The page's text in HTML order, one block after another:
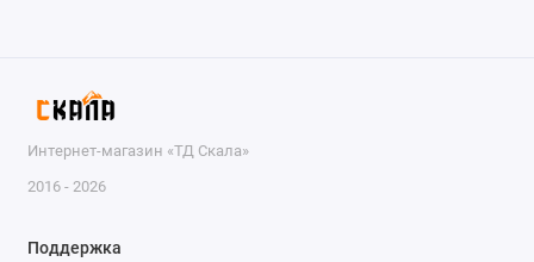
Интернет-магазин «ТД Скала»
2016 - 2026
Поддержка